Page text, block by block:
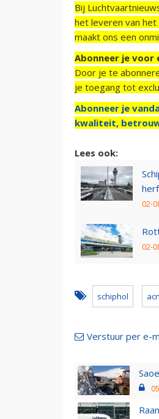
Bij
het leveren van
maakt ons een
Abonneer je voor
Door je te
je toegang tot
Abonneer je
kwaliteit,
Lees ook:
02-
02-
schiphol
Verstuur per e-